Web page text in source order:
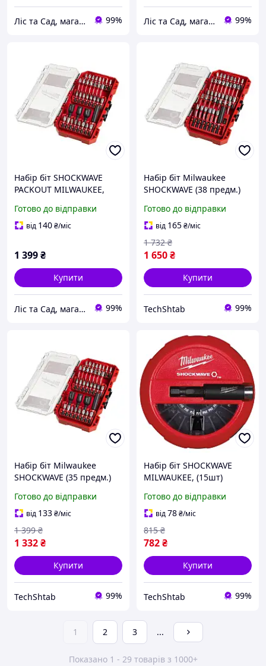
Ліс та Сад, магазин інструментів та садової техніки 99% Ліс та Сад, магазин інструментів та садової техніки 99%
Набір біт SHOCKWAVE
PACKOUT MILWAUKEE,
Готово до відправки
від 140₴/міс
1 399₴
Купити
Ліс та Сад, магазин інструментів та садової техніки 99%
Набір біт Milwaukee
SHOCKWAVE (38 предм.)
Готово до відправки
від 165₴/міс
1 650₴
1 732 ₴
Купити
TechShtab 99%
Набір біт Milwaukee
SHOCKWAVE (35 предм.)
Готово до відправки
від 133₴/міс
1 332₴
1 399 ₴
Купити
TechShtab 99%
Набір біт SHOCKWAVE
MILWAUKEE, (15шт)
Готово до відправки
від78₴/міс
782₴
815 ₴
Купити
TechShtab 99%
1 2 3 ...
Показано 1 - 29 товарів з 1000+